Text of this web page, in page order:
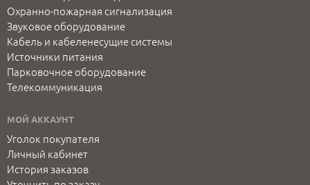
Охранно-пожарная сигнализация
Звуковое оборудование
Кабель и кабеленесущие системы
Источники питания
Парковочное оборудование
Телекоммуникация
МОЙ АККАУНТ
Уголок покупателя
Личный кабинет
История заказов